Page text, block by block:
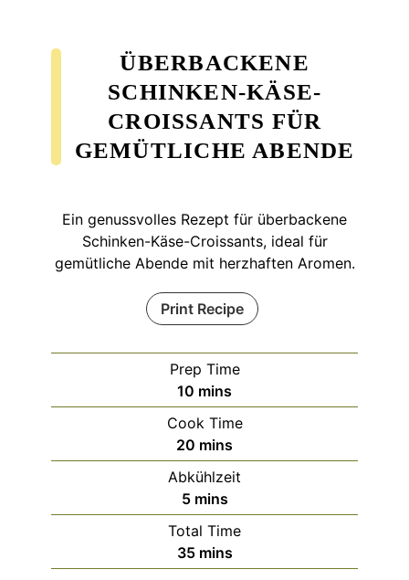
ÜBERBACKENE
SCHINKEN-KÄSE-
CROISSANTS FÜR
GEMÜTLICHE ABENDE
Ein genussvolles Rezept für überbackene
Schinken-Käse-Croissants, ideal für
gemütliche Abende mit herzhaften Aromen.
Print Recipe
Prep Time
10 minutes
mins
Cook Time
20 minutes
mins
Abkühlzeit
5minutes
mins
Total Time
35minutes
mins